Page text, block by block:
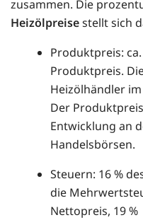
zusammen. Die
Heizölpreisestellt sich
Produktpreis:
Produktpreis.
Heizölhändler
Der
Entwicklung an
Handelsbörsen.
Steuern: 16 %
die
Nettopreis, 19